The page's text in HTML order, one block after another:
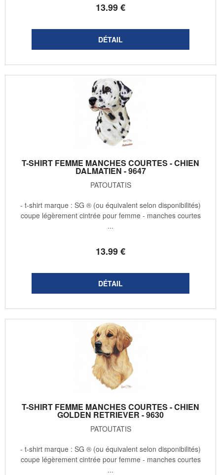
13.99€
T-SHIRT FEMME MANCHES COURTES - CHIEN
DALMATIEN - 9647
PATOUTATIS
13.99€
- t-shirt marque : SG ® (ou équivalent selon disponibilités)
coupe légèrement cintrée pour femme - manches courtes
...
T-SHIRT FEMME MANCHES COURTES - CHIEN
GOLDEN RETRIEVER - 9630
PATOUTATIS
- t-shirt marque : SG ® (ou équivalent selon disponibilités)
coupe légèrement cintrée pour femme - manches courtes
...